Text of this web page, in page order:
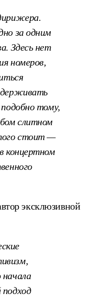
за одним
Здесь нет
номеров,
тому,
слитном
стоит —
концертном
эксклюзивной
подход